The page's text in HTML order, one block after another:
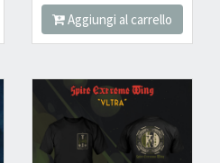
Aggiungi al carrello